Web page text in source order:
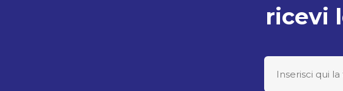
ricevi